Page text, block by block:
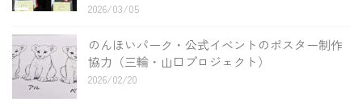
2026/03/05
のんほいパーク・公式イベントのポスター制作
協力（三輪・山口プロジェクト）
2026/02/20